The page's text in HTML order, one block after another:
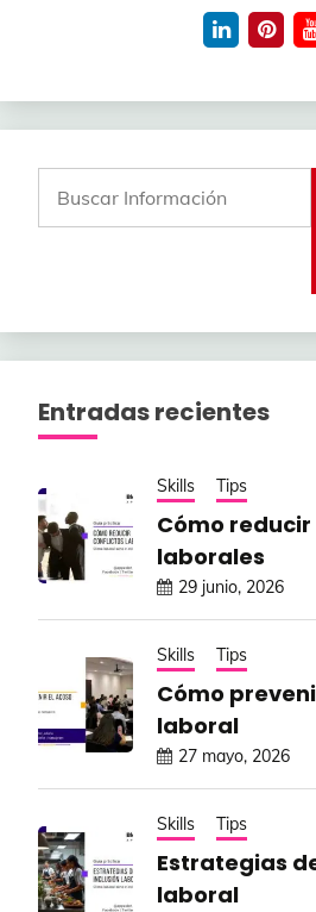
Entradas recientes
Skills Tips
Cómo
laborales
29 junio, 2026
Skills Tips
Cómo
laboral
27 mayo, 2026
Skills Tips
Estrategias
laboral